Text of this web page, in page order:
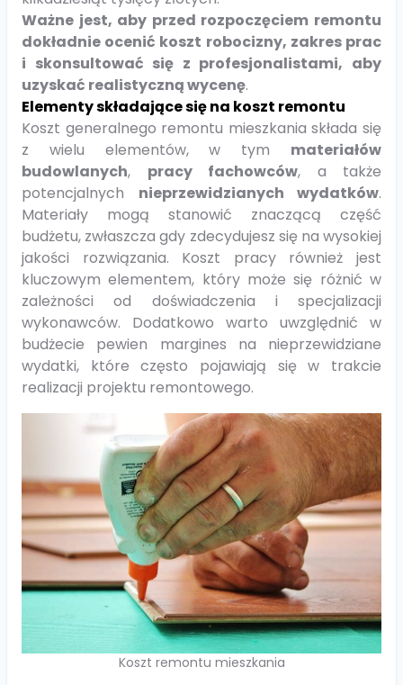
Ważne jest, aby przed rozpoczęciem remontu
dokładnie ocenić koszt robocizny, zakres prac
i skonsultować się z profesjonalistami, aby
uzyskać realistyczną wycenę.
Elementy składające się na koszt remontu
Koszt generalnego remontu mieszkania składa się
z wielu elementów, w tym materiałów
budowlanych, pracy fachowców, a także
potencjalnych nieprzewidzianych wydatków.
Materiały mogą stanowić znaczącą część
budżetu, zwłaszcza gdy zdecydujesz się na wysokiej
jakości rozwiązania. Koszt pracy również jest
kluczowym elementem, który może się różnić w
zależności od doświadczenia i specjalizacji
wykonawców. Dodatkowo warto uwzględnić w
budżecie pewien margines na nieprzewidziane
wydatki, które często pojawiają się w trakcie
realizacji projektu remontowego.
Koszt remontu mieszkania